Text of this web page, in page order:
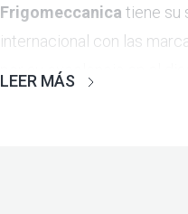
Frigomeccanica tiene su
internacional con las
por su excelencia en el
LEER MÁS